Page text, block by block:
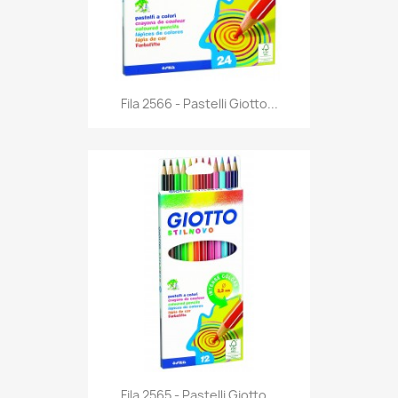
 Anteprima
Fila 2566 - Pastelli Giotto...
Anteprima